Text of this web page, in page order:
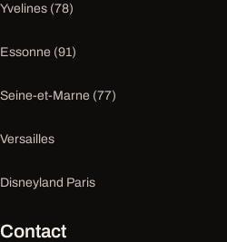
Yvelines (78)
Essonne (91)
Seine-et-Marne (77)
Versailles
Disneyland Paris
Contact